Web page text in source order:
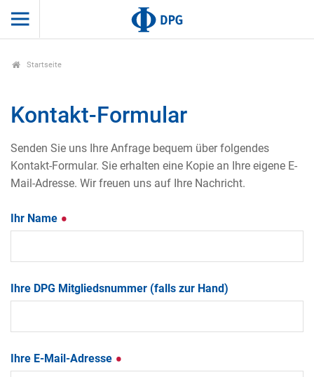
Startseite
Kontakt-Formular
Senden Sie uns Ihre Anfrage bequem über folgendes
Kontakt-Formular. Sie erhalten eine Kopie an Ihre eigene E-
Mail-Adresse. Wir freuen uns auf Ihre Nachricht.
Ihr Name
Ihre DPG Mitgliedsnummer (falls zur Hand)
Ihre E-Mail-Adresse